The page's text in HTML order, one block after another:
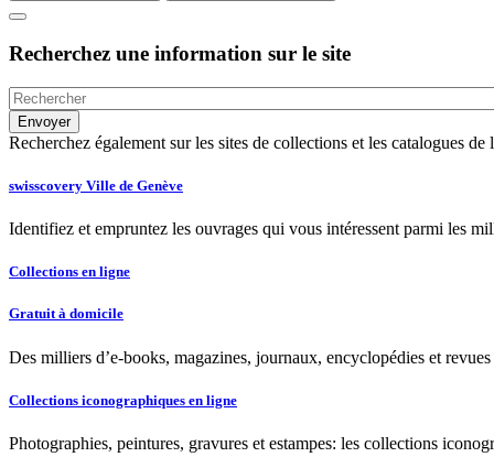
Recherchez une information sur le site
Recherchez également sur les sites de collections et les catalogues
swisscovery Ville de Genève
Identifiez et empruntez les ouvrages qui vous intéressent parmi les
Collections en ligne
Gratuit à domicile
Des milliers d’e-books, magazines, journaux, encyclopédies et
Collections iconographiques en ligne
Photographies, peintures, gravures et estampes: les collections